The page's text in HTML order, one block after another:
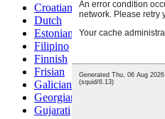
Croatian
Dutch
Estonian
Filipino
Finnish
Frisian
Galician
Georgian
Gujarati